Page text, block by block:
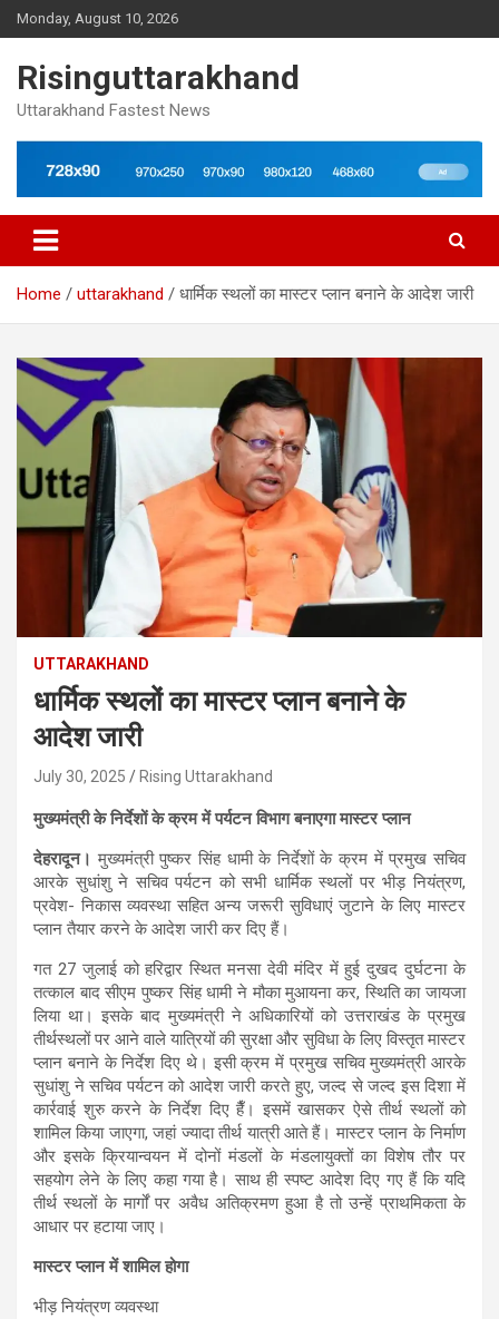
Skip
to
Monday, August 10, 2026
Risinguttarakhand
Uttarakhand Fastest News
Home uttarakhand धार्मिक स्थलों का मास्टर प्लान बनाने के आदेश जारी
UTTARAKHAND
धार्मिक स्थलों का मास्टर प्लान बनाने के
आदेश जारी
July 30, 2025 Rising Uttarakhand
मुख्यमंत्री के निर्देशों के क्रम में पर्यटन विभाग बनाएगा मास्टर प्लान
देहरादून।मुख्यमंत्री पुष्कर सिंह धामी के निर्देशों के क्रम में प्रमुख सचिव
आरके सुधांशु ने सचिव पर्यटन को सभी धार्मिक स्थलों पर भीड़ नियंत्रण,
प्रवेश- निकास व्यवस्था सहित अन्य जरूरी सुविधाएं जुटाने के लिए मास्टर
प्लान तैयार करने के आदेश जारी कर दिए हैं।
गत 27 जुलाई को हरिद्वार स्थित मनसा देवी मंदिर में हुई दुखद दुर्घटना के
तत्काल बाद सीएम पुष्कर सिंह धामी ने मौका मुआयना कर, स्थिति का जायजा
लिया था। इसके बाद मुख्यमंत्री ने अधिकारियों को उत्तराखंड के प्रमुख
तीर्थस्थलों पर आने वाले यात्रियों की सुरक्षा और सुविधा के लिए विस्तृत मास्टर
प्लान बनाने के निर्देश दिए थे। इसी क्रम में प्रमुख सचिव मुख्यमंत्री आरके
सुधांशु ने सचिव पर्यटन को आदेश जारी करते हुए, जल्द से जल्द इस दिशा में
कार्रवाई शुरु करने के निर्देश दिए हैँ। इसमें खासकर ऐसे तीर्थ स्थलों को
शामिल किया जाएगा, जहां ज्यादा तीर्थ यात्री आते हैं। मास्टर प्लान के निर्माण
और इसके क्रियान्वयन में दोनों मंडलों के मंडलायुक्तों का विशेष तौर पर
सहयोग लेने के लिए कहा गया है। साथ ही स्पष्ट आदेश दिए गए हैं कि यदि
तीर्थ स्थलों के मार्गों पर अवैध अतिक्रमण हुआ है तो उन्हें प्राथमिकता के
आधार पर हटाया जाए।
मास्टर प्लान में शामिल होगा
भीड़ नियंत्रण व्यवस्था